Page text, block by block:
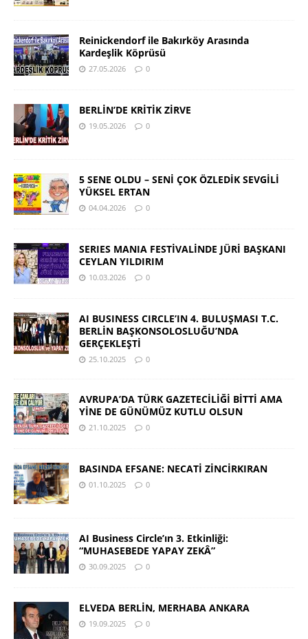
Reinickendorf ile Bakırköy Arasında
Kardeşlik Köprüsü
27.05.2026 0
BERLİN’DE KRİTİK ZİRVE
19.05.2026 0
5 SENE OLDU – SENİ ÇOK ÖZLEDİK SEVGİLİ
YÜKSEL ERTAN
04.04.2026 0
SERIES MANIA FESTİVALİNDE JÜRİ BAŞKANI
CEYLAN YILDIRIM
10.03.2026 0
AI BUSINESS CIRCLE’IN 4. BULUŞMASI T.C.
BERLİN BAŞKONSOLOSLUĞU’NDA
GERÇEKLEŞTİ
25.10.2025 0
AVRUPA’DA TÜRK GAZETECİLİĞİ BİTTİ AMA
YİNE DE GÜNÜMÜZ KUTLU OLSUN
21.10.2025 0
BASINDA EFSANE: NECATİ ZİNCİRKIRAN
01.10.2025 0
AI Business Circle’ın 3. Etkinliği:
“MUHASEBEDE YAPAY ZEKÂ”
30.09.2025 0
ELVEDA BERLİN, MERHABA ANKARA
19.09.2025 0